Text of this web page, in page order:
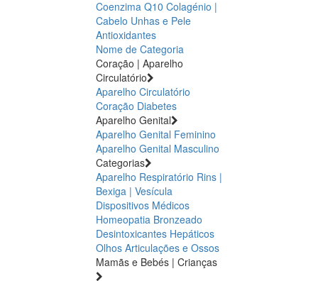
Coenzima Q10 Colagénio |
Cabelo Unhas e Pele
Antioxidantes
Nome de Categoria
Coração | Aparelho
Circulatório
Aparelho Circulatório
Coração Diabetes
Aparelho Genital
Aparelho Genital Feminino
Aparelho Genital Masculino
Categorias
Aparelho Respiratório Rins |
Bexiga | Vesícula
Dispositivos Médicos
Homeopatia Bronzeado
Desintoxicantes Hepáticos
Olhos Articulações e Ossos
Mamãs e Bebés | Crianças